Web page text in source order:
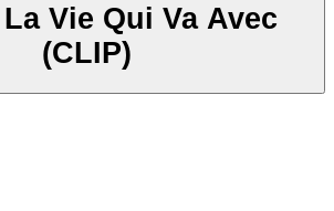
Vie Qui Va Avec
(CLIP)